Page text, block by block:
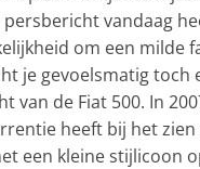
vandaag
om een milde
je gevoelsmatig toch
van de Fiat 500. In
heeft bij het zien
een kleine stijlicoon